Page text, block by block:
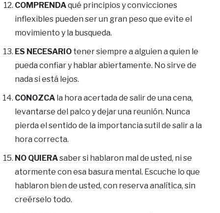
COMPRENDAqué principios y convicciones
inflexibles pueden ser un gran peso que evite el
movimiento y la busqueda.
ES NECESARIO tener siempre a alguien a quien le
pueda confiar y hablar abiertamente. No sirve de
nada si está lejos.
CONOZCA la hora acertada de salir de una cena,
levantarse del palco y dejar una reunión. Nunca
pierda el sentido de la importancia sutil de salir a la
hora correcta.
NO QUIERAsaber si hablaron mal de usted, ni se
atormente con esa basura mental. Escuche lo que
hablaron bien de usted, con reserva analítica, sin
creérselo todo.